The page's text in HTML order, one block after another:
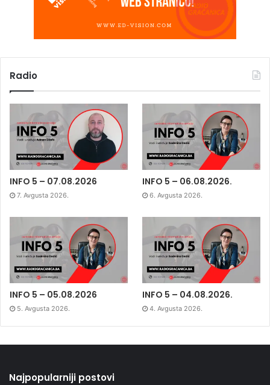
Radio
INFO 5 – 07.08.2026
7. Avgusta 2026.
INFO 5 – 06.08.2026.
6. Avgusta 2026.
INFO 5 – 05.08.2026
5. Avgusta 2026.
INFO 5 – 04.08.2026.
4. Avgusta 2026.
Najpopularniji postovi